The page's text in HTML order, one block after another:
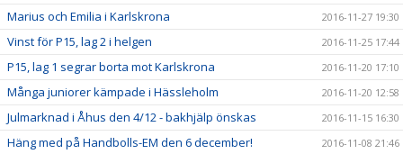
Marius och Emilia i Karlskrona 2016-11-27 19:30
Vinst för P15, lag 2 i helgen 2016-11-25 17:44
P15, lag 1 segrar borta mot Karlskrona 2016-11-20 17:10
Många juniorer kämpade i Hässleholm 2016-11-20 12:58
Julmarknad i Åhus den 4/12 - bakhjälp önskas 2016-11-15 16:30
Häng med på Handbolls-EM den 6 december! 2016-11-08 21:46